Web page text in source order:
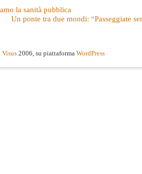
la sanità pubblica
Un ponte tra due mondi: “Passeggiate
Visus 2006, su piattaforma WordPress